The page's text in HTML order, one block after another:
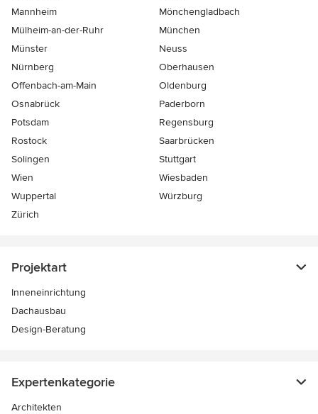
Mannheim
Mönchen­gladbach
Mülheim-an-der-Ruhr
München
Münster
Neuss
Nürnberg
Oberhausen
Offenbach-am-Main
Oldenburg
Osnabrück
Paderborn
Potsdam
Regensburg
Rostock
Saarbrücken
Solingen
Stuttgart
Wien
Wiesbaden
Wuppertal
Würzburg
Zürich
Projektart
Inneneinrichtung
Dachausbau
Design-Beratung
Expertenkategorie
Architekten